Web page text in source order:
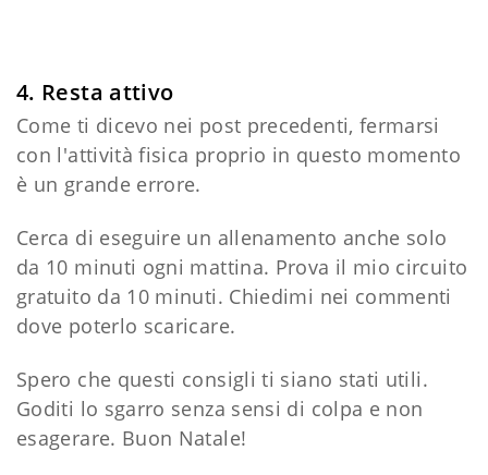
4. Resta attivo
Come ti dicevo nei post precedenti, fermarsi
con l'attività fisica proprio in questo momento
è un grande errore.
Cerca di eseguire un allenamento anche solo
da 10 minuti ogni mattina. Prova il mio circuito
gratuito da 10 minuti. Chiedimi nei commenti
dove poterlo scaricare.
Spero che questi consigli ti siano stati utili.
Goditi lo sgarro senza sensi di colpa e non
esagerare. Buon Natale!